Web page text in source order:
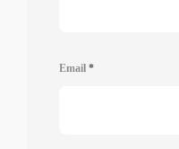
Email *